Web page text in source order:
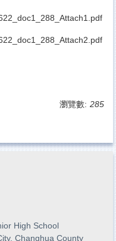
瀏覽數: 285
High School
Changhua County